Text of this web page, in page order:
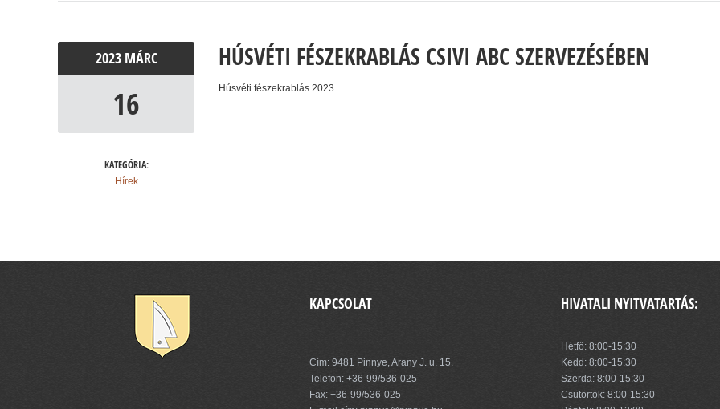
2023 MÁRC
16
KATEGÓRIA:
Hírek
HÚSVÉTI FÉSZEKRABLÁS CSIVI ABC SZERVEZÉSÉBEN
Húsvéti fészekrablás 2023
KAPCSOLAT
Cím: 9481 Pinnye, Arany J. u. 15.
Telefon:+36-99/536-025
Fax: +36-99/536-025
HIVATALI NYITVATARTÁS:
Hétfő: 8:00-15:30
Kedd: 8:00-15:30
Szerda: 8:00-15:30
Csütörtök: 8:00-15:30